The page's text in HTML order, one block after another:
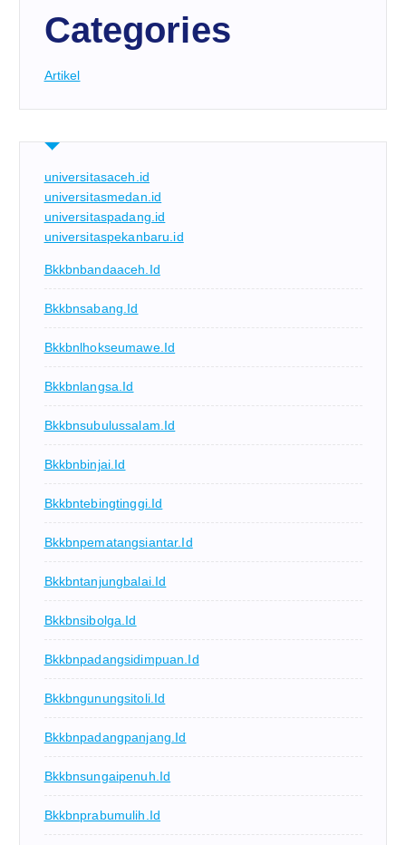
Categories
Artikel
universitasaceh.id
universitasmedan.id
universitaspadang.id
universitaspekanbaru.id
Bkkbnbandaaceh.id
Bkkbnsabang.id
Bkkbnlhokseumawe.id
Bkkbnlangsa.id
Bkkbnsubulussalam.id
Bkkbnbinjai.id
Bkkbntebingtinggi.id
Bkkbnpematangsiantar.id
Bkkbntanjungbalai.id
Bkkbnsibolga.id
Bkkbnpadangsidimpuan.id
Bkkbngunungsitoli.id
Bkkbnpadangpanjang.id
Bkkbnsungaipenuh.id
Bkkbnprabumulih.id